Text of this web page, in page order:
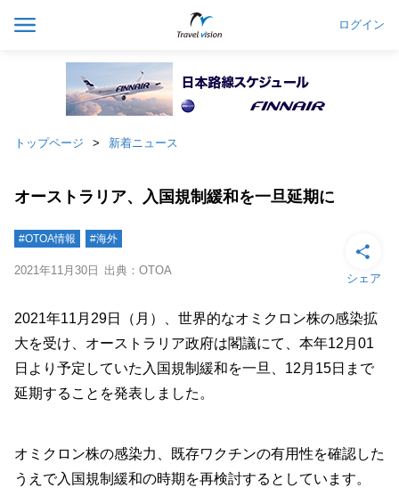
ログイン
トップページ 新着ニュース
オーストラリア、入国規制緩和を一旦延期に
#OTOA情報 #海外
2021年11月30日 出典：OTOA
シェア
2021年11月29日（月）、世界的なオミクロン株の感染拡
大を受け、オーストラリア政府は閣議にて、本年12月01
日より予定していた入国規制緩和を一旦、12月15日まで
延期することを発表しました。
オミクロン株の感染力、既存ワクチンの有用性を確認した
うえで入国規制緩和の時期を再検討するとしています。